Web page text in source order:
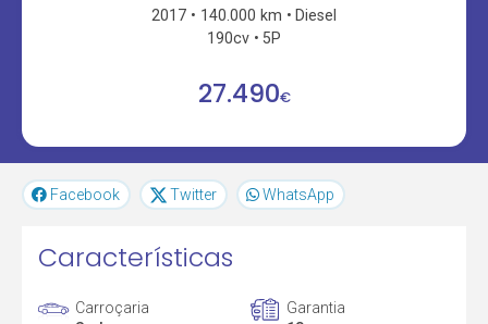
2017 140.000 km
Diesel
190cv
5P
27.490€
Facebook Twitter WhatsApp
Características
Carroçaria
Garantia